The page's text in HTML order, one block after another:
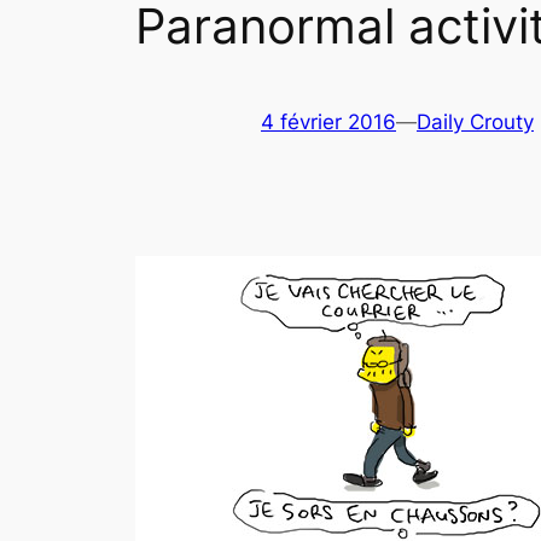
Paranormal
4 février 2016—Daily Crouty